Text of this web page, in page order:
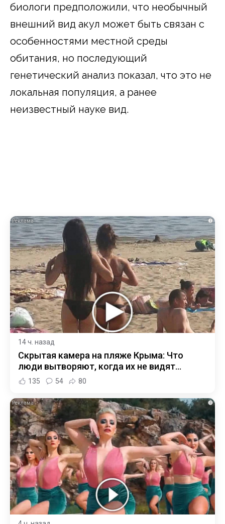
биологи предположили, что необычный
внешний вид акул может быть связан с
особенностями местной среды
обитания, но последующий
генетический анализ показал, что это не
локальная популяция, а ранее
неизвестный науке вид.
i
14 ч. назад
Скрытая камера на пляже Крыма: Что
люди вытворяют, когда их не видят...
135 54 80
i